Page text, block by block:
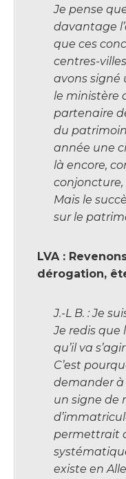
Je pense
davantage
que ces
centres-
avons signé
le ministère
partenaire
du
année une
là encore,
conjoncture,
Mais le
sur le
LVA :
dérogation,
J.-L B. : Je
Je redis que
qu’il va
C’est
demander à
un signe de
permettrait
existe en